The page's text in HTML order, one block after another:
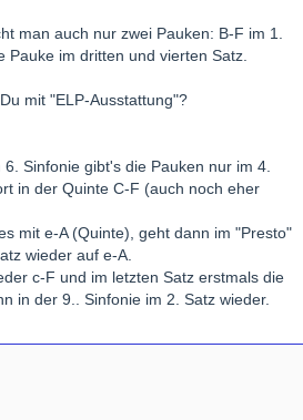
man auch nur zwei Pauken: B-F im 1.
Pauke im dritten und vierten Satz.
mit "ELP-Ausstattung"?
Sinfonie gibt's die Pauken nur im 4.
in der Quinte C-F (auch noch eher
mit e-A (Quinte), geht dann im "Presto"
wieder auf e-A.
c-F und im letzten Satz erstmals die
in der 9.. Sinfonie im 2. Satz wieder.